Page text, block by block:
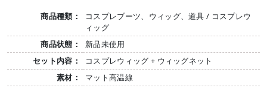
商品種類：
コスプレブーツ、ウィッグ、道具 / コスプレウ
ィッグ
商品状態：
新品未使用
セット内容：
コスプレウィッグ + ウィッグネット
素材：
マット高温線